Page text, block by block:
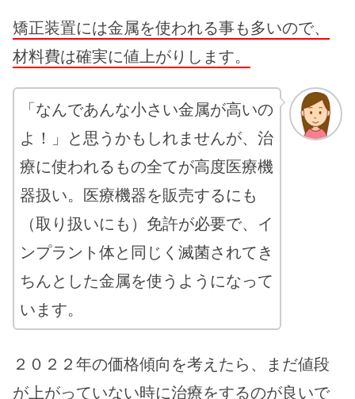
矯正装置には金属を使われる事も多いので、
材料費は確実に値上がりします。
「なんであんな小さい金属が高いの
よ！」と思うかもしれませんが、治
療に使われるもの全てが高度医療機
器扱い。医療機器を販売するにも
（取り扱いにも）免許が必要で、イ
ンプラント体と同じく滅菌されてき
ちんとした金属を使うようになって
います。
２０２２年の価格傾向を考えたら、まだ値段
が上がっていない時に治療をするのが良いで